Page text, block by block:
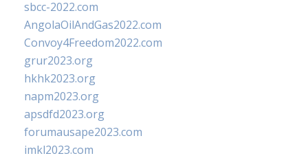
sbcc-2022.com
AngolaOilAndGas2022.com
Convoy4Freedom2022.com
grur2023.org
hkhk2023.org
napm2023.org
apsdfd2023.org
forumausape2023.com
imkl2023.com